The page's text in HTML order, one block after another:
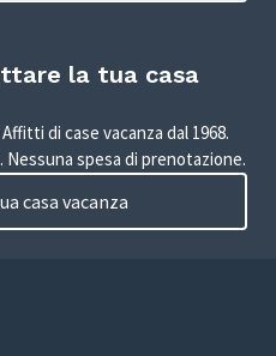
la tua casa
di case vacanza dal 1968.
spesa di prenotazione.
casa vacanza